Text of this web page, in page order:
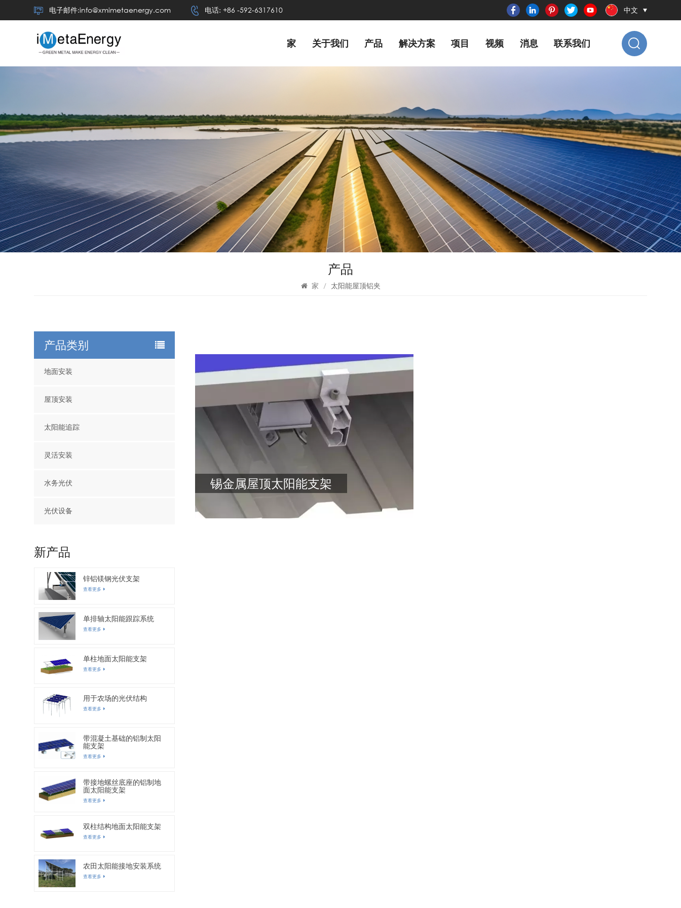
电子邮件:info@xmimetaenergy.com 电话: +86 -592-6317610 中文
家 关于我们 产品 解决方案 项目 视频 消息 联系我们
产品
家 / 太阳能屋顶铝夹
锡金属屋顶太阳能支架
产品类别
地面安装
屋顶安装
太阳能追踪
灵活安装
水务光伏
光伏设备
新产品
锌铝镁钢光伏支架
查看更多
单排轴太阳能跟踪系统
查看更多
单柱地面太阳能支架
查看更多
用于农场的光伏结构
查看更多
带混凝土基础的铝制太阳
能支架
查看更多
带接地螺丝底座的铝制地
面太阳能支架
查看更多
双柱结构地面太阳能支架
查看更多
农田太阳能接地安装系统
查看更多